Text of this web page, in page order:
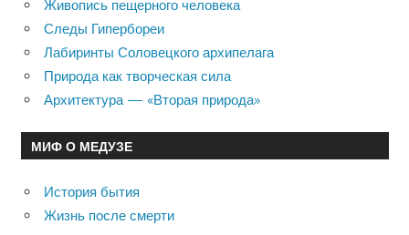
Живопись пещерного человека
Следы Гипербореи
Лабиринты Соловецкого архипелага
Природа как творческая сила
Архитектура — «Вторая природа»
МИФ О МЕДУЗЕ
История бытия
Жизнь после смерти